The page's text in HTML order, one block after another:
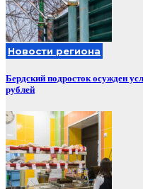
Новости региона
Бердский подросток осужден
рублей